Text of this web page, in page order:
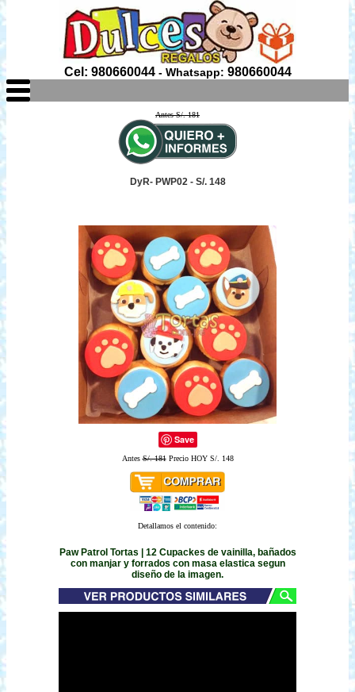
Cel: 980660044- Whatsapp: 980660044
Antes S/. 181
DyR- PWP02 - S/. 148
Save
AntesS/. 181Precio HOY S/. 148
Detallamos el contenido:
Paw Patrol Tortas | 12 Cupackes de vainilla, bañados
con manjar y forrados con masa elastica segun
diseño de la imagen.